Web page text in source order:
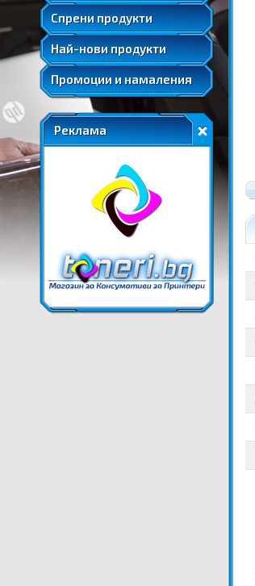
Спрени продукти
Удължени и допълнителни гаранции
Най-нови продукти
Промоции и намаления
Реклама